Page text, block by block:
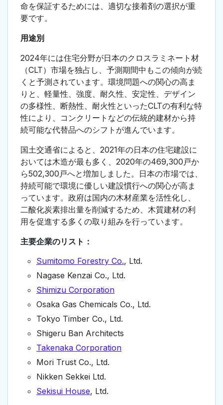
命を保証するためには、適切な接着剤の選択が重
要です。
用途別
2024年には住宅分野が日本のクロスラミネート材
（CLT）市場を独占し、予測期間中もこの傾向が続
くと予測されています。環境問題への関心の高ま
りと、軽量性、強度、耐久性、安定性、デザイン
の多様性、断熱性、耐火性といったCLTの有利な特
性により、コンクリートなどの伝統的建材から持
続可能な代替品へのシフトが進んでいます。
国土交通省によると、2021年の日本の住宅建設に
おいては木造が最も多く、2020年の469,300戸か
ら502,300戸へと増加しました。日本の市場では、
持続可能で環境に優しい建設慣行への関心が高ま
っています。政府は国内の木材産業を活性化し、
二酸化炭素排出量を削減するため、木質建材の利
用を促進する多くの取り組みを行っています。
主要企業のリスト：
Sumitomo Forestry Co., Ltd.
Nagase Kenzai Co., Ltd.
Shimizu Corporation
Osaka Gas Chemicals Co., Ltd.
Tokyo Timber Co., Ltd.
Shigeru Ban Architects
Takenaka Corporation
Mori Trust Co., Ltd.
Nikken Sekkei Ltd.
Sekisui House, Ltd.